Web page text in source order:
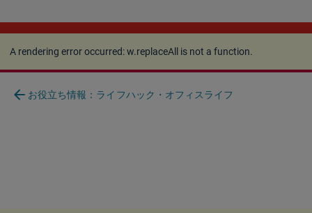
A rendering error occurred:w.replaceAll is not a
function.
A rendering error occurred:w.replaceAll is not a function.
arrow_back お役立ち情報：ライフハック・オフィスライフ